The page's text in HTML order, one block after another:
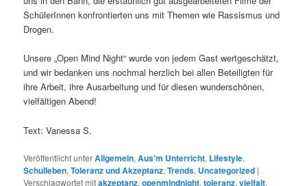
SchülerInnen konfrontierten uns mit Themen wie Rassismus und
Drogen.
Unsere „Open Mind Night“ wurde von jedem Gast wertgeschätzt,
und wir bedanken uns nochmal herzlich bei allen Beteiligten für
ihre Arbeit, ihre Ausarbeitung und für diesen wunderschönen,
vielfältigen Abend!
Text: Vanessa S.
Veröffentlicht unterAllgemein,Aus'm Unterricht, Lifestyle,
Schulleben,Toleranz und Akzeptanz,Trends, Uncategorized |
Verschlagwortet mitakzeptanz,openmindnight,toleranz,vielfalt,